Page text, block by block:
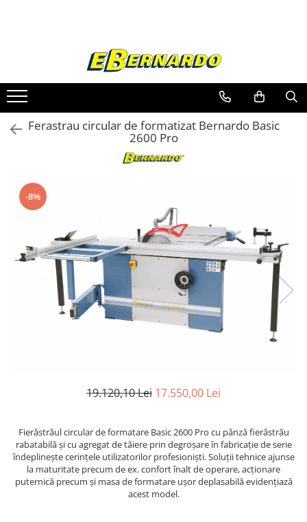
Prelucrare metal
Fierastraie pentru metal
Ferastraie mobile pentru metal
Fierastraie prelucrare metal
Ferastraie circulare pentru metal
Dispozitive de sudare pentru panze
panglica
Ferastraie automate cu banda si
doua coloane
Ferastraie metal cu banda si taiere
dubla semiautomate
Ferastraie prelucrare metal cu
banda si taiere dubla
Ferastraie verticale
Strunguri cu surub de ghidare
Strunguri universale
Strunguri universale cu afisaj
digital
Strunguri universale cu viteza
Ferastrau circular de formatizat Bernardo Basic
2600 Pro
-8%
19.120,10 Lei 17.550,00 Lei
Fierăstrăul circular de formatare Basic 2600 Pro cu pânză fierăstrău
rabatabilă şi cu agregat de tăiere prin degroşare în fabricaţie de serie
îndeplineşte cerinţele utilizatorilor profesionişti. Soluţii tehnice ajunse
la maturitate precum de ex. confort înalt de operare, acţionare
puternică precum şi masa de formatare uşor deplasabilă evidenţiază
acest model.